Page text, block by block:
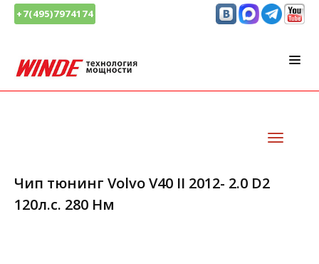
+7(495)7974174
Чип тюнинг Volvo V40 II 2012- 2.0 D2
120л.с. 280 Нм